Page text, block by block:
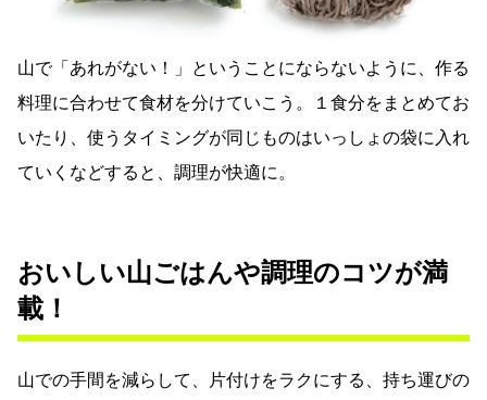
山で「あれがない！」ということにならないように、作る
料理に合わせて食材を分けていこう。１食分をまとめてお
いたり、使うタイミングが同じものはいっしょの袋に入れ
ていくなどすると、調理が快適に。
おいしい山ごはんや調理のコツが満
載！
山での手間を減らして、片付けをラクにする、持ち運びの